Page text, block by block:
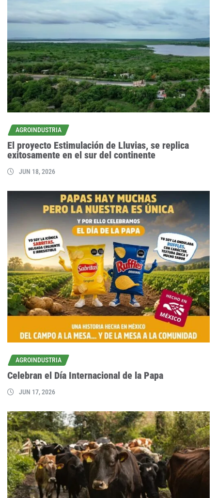
AGROINDUSTRIA
El proyecto Estimulación de Lluvias, se replica
exitosamente en el sur del continente
JUN 18, 2026
AGROINDUSTRIA
Celebran el Día Internacional de la Papa
JUN 17, 2026